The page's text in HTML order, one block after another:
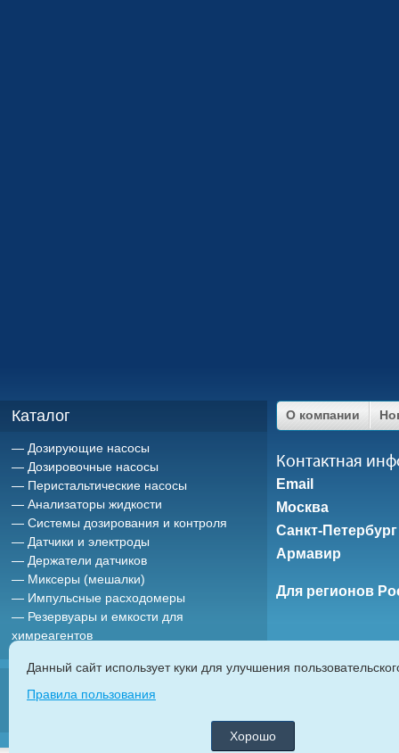
Каталог
Дозирующие насосы
Дозировочные насосы
Перистальтические насосы
Анализаторы жидкости
Системы дозирования и контроля
Датчики и электроды
Держатели датчиков
Миксеры (мешалки)
Импульсные расходомеры
Резервуары и емкости для
химреагентов
О компании
Контактная
Email
Москва
Санкт-Петербург
Армавир
Для регионов
дозирующие насосы|насосы дозаторы
Данный сайт использует куки для улучшения
Правила пользования
Хорошо